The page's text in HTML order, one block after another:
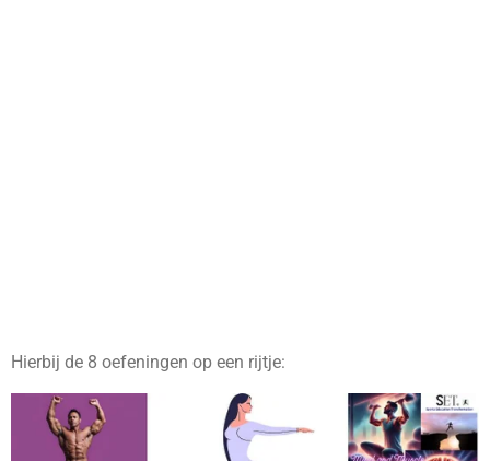
Hierbij de 8 oefeningen op een rijtje: